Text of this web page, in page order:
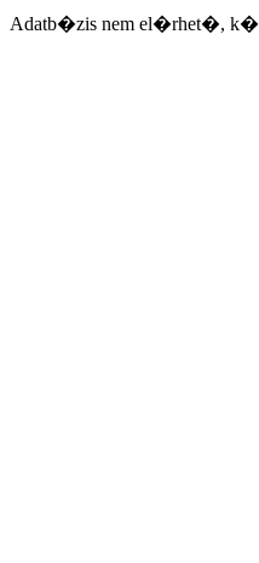
Adatb�zis nem el�rhet�,